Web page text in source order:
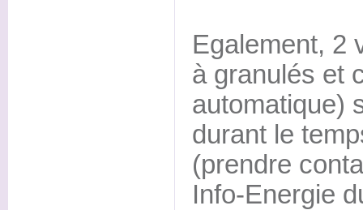
Egalement, 2
à granulés et
automatique)
durant le
(prendre
Info-Energie